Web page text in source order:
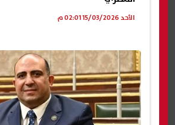
الأحد 15/03/2026 02:01 م